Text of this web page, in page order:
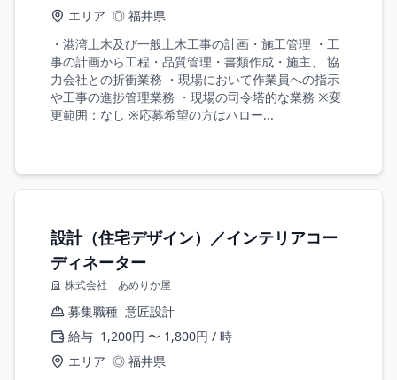
エリア ◎ 福井県
・港湾土木及び一般土木工事の計画・施工管理 ・工
事の計画から工程・品質管理・書類作成・施主、 協
力会社との折衝業務 ・現場において作業員への指示
や工事の進捗管理業務 ・現場の司令塔的な業務 ※変
更範囲：なし ※応募希望の方はハロー...
設計（住宅デザイン）／インテリアコー
ディネーター
株式会社 あめりか屋
募集職種 意匠設計
給与 1,200円 〜 1,800円 / 時
エリア ◎ 福井県